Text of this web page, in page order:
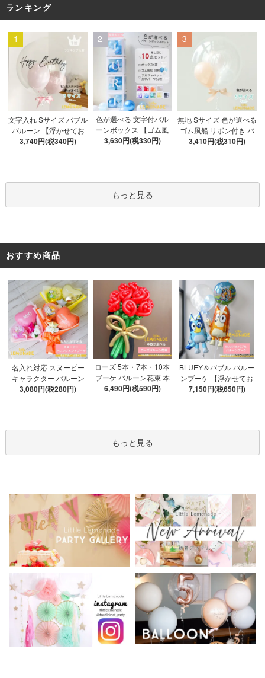
ランキング
1
文字入れ Sサイズ バブル
バルーン 【浮かせてお
届け】 バルーン
3,740円(税340円)
2
色が選べる 文字付バル
ーンボックス 【ゴム風
船&文字パーツ付き】 DI
ツ52枚 推し活
3,630円(税330円)
3
無地 Sサイズ 色が選べる
ゴム風船 リボン付き バ
ブルバルーン 【浮かせ
3,410円(税310円)
もっと見る
おすすめ商品
名入れ対応 スヌーピー
キャラクター バルーン
ブーケ 選べる7種 【膨ら
3,080円(税280円)
ローズ 5本・7本・10本
ブーケ バルーン花束 本
数が選べる 【膨らませ
6,490円(税590円)
BLUEY＆バブル バルー
ンブーケ 【浮かせてお
届け】 ヘリウムガス入
7,150円(税650円)
もっと見る